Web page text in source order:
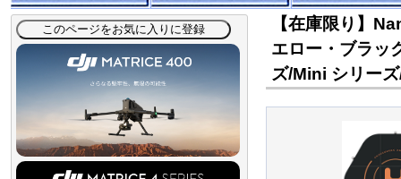
【在庫限り】
エロー・ブラッ
ズ/Mini シリー